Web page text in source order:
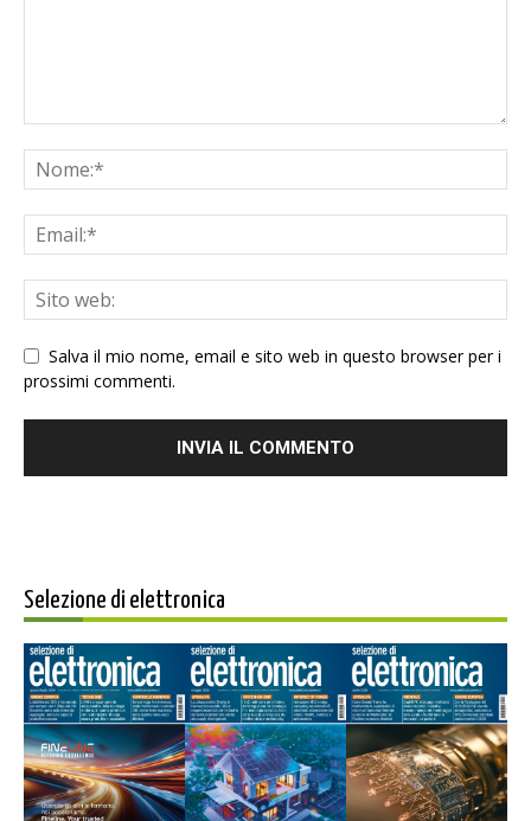
Salva il mio nome, email e sito web in questo browser per i
prossimi commenti.
Selezione di elettronica